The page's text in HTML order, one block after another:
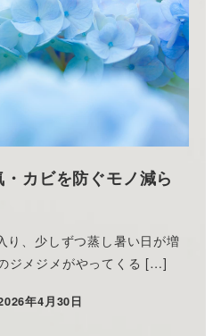
カビを防ぐモノ減ら
り、少しずつ蒸し暑い日が増
ジメジメがやってくる […]
稿日
年4月30日